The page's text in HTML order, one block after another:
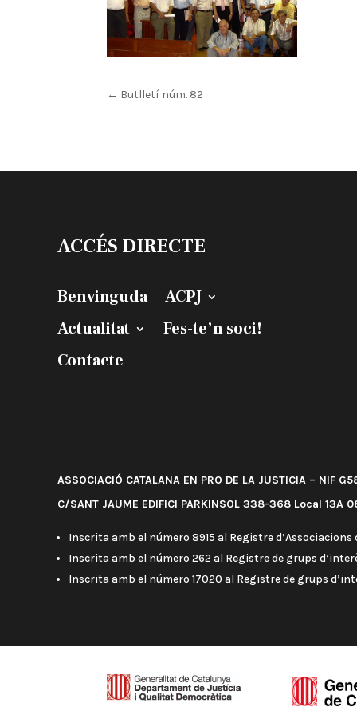
← Butlletí núm. 82
ACCÉS DIRECTE
Benvinguda
ACPJ
Actualitat
Fes-te’n soci!
Contacte
ASSOCIACIÓ CATALANA EN PRO DE LA JUSTICIA – NIF
C/SANT JAUME EDIFICI PARKINSOL 338-368 Local 13A
Inscrita amb el número 8915 al Registre
Inscrita amb el número 262 al Registre de grups
Inscrita amb el número 17020 al Registre de grups